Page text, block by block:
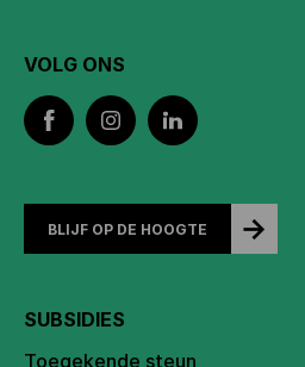
VOLG ONS
BLIJF OP DE HOOGTE
SUBSIDIES
Toegekende steun